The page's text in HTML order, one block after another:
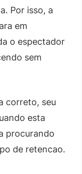
Por isso, a
em
o espectador
sem
correto, seu
esta
procurando
de retencao.